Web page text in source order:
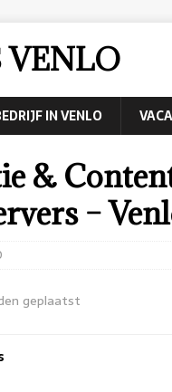
VENLO
IN VENLO
&
–
geplaatst